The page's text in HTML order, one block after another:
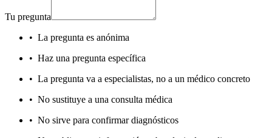
Tu pregunta
• La pregunta es anónima
• Haz una pregunta específica
• La pregunta va a especialistas, no a un médico concreto
• No sustituye a una consulta médica
• No sirve para confirmar diagnósticos